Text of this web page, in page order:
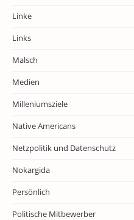
Linke
Links
Malsch
Medien
Milleniumsziele
Native Americans
Netzpolitik und Datenschutz
Nokargida
Persönlich
Politische Mitbewerber